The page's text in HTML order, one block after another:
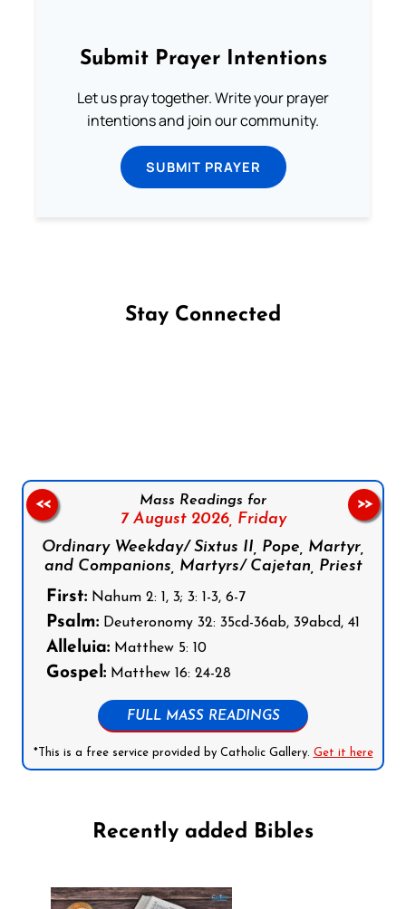
Submit Prayer Intentions
Let us pray together. Write your prayer
intentions and join our community.
SUBMIT PRAYER
Stay Connected
Mass Readings for
7 August 2026, Friday
Ordinary Weekday/ Sixtus II, Pope, Martyr,
and Companions, Martyrs/ Cajetan, Priest
First: Nahum 2: 1, 3; 3: 1-3, 6-7
Psalm: Deuteronomy 32: 35cd-36ab, 39abcd, 41
Alleluia: Matthew 5: 10
Gospel: Matthew 16: 24-28
FULL MASS READINGS
*This is a free service provided by Catholic Gallery. Get it here
<< >>
Recently added Bibles